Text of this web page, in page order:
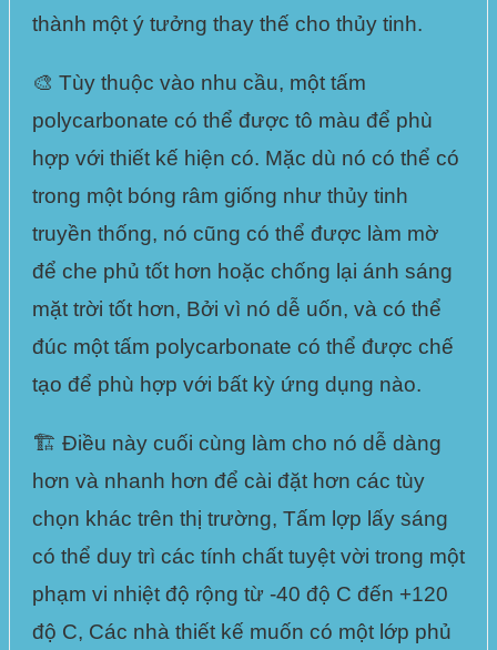
thành một ý tưởng thay thế cho thủy tinh.
🎨 Tùy thuộc vào nhu cầu, một tấm
polycarbonate có thể được tô màu để phù
hợp với thiết kế hiện có. Mặc dù nó có thể có
trong một bóng râm giống như thủy tinh
truyền thống, nó cũng có thể được làm mờ
để che phủ tốt hơn hoặc chống lại ánh sáng
mặt trời tốt hơn, Bởi vì nó dễ uốn, và có thể
đúc một tấm polycarbonate có thể được chế
tạo để phù hợp với bất kỳ ứng dụng nào.
🏗️ Điều này cuối cùng làm cho nó dễ dàng
hơn và nhanh hơn để cài đặt hơn các tùy
chọn khác trên thị trường, Tấm lợp lấy sáng
có thể duy trì các tính chất tuyệt vời trong một
phạm vi nhiệt độ rộng từ -40 độ C đến +120
độ C, Các nhà thiết kế muốn có một lớp phủ